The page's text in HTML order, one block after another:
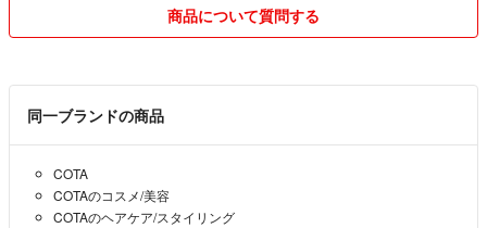
★クッション封筒又はクッション材で出荷いたしますが、万が一配送中
破損がありましたら、評価前対応可能なので、ご連絡をお願いいたしま
★台風等の影響で配送遅延の可能性があり、ご了承のほどよろしくお願
★夏休みや年末年始出荷や配送が遅れる可能性があり、ご了承の上ご購
入をお願い致します。
商品について質問する
同一ブランドの商品
COTA
COTAのコスメ/美容
COTAのヘアケア/スタイリング